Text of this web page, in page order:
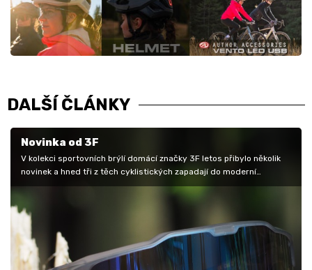
DALŠÍ ČLÁNKY
Novinka od 3F
V kolekci sportovních brýlí domácí značky 3F letos přibylo několik
novinek a hned tři z těch cyklistických zapadají do moderní…